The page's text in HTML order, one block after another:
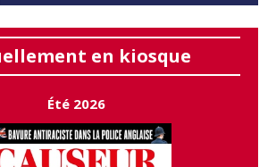
en kiosque
Été 2026